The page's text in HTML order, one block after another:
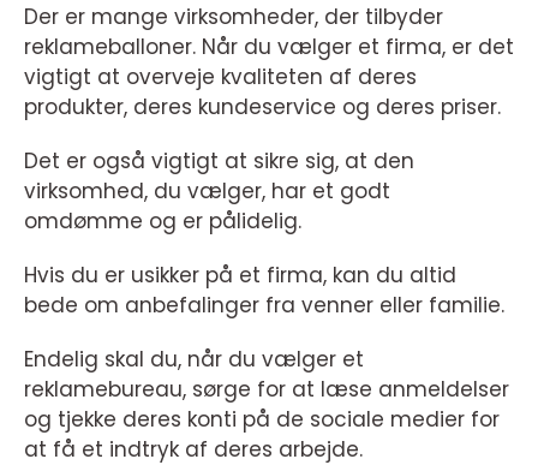
Der er mange virksomheder, der tilbyder
reklameballoner. Når du vælger et firma, er det
vigtigt at overveje kvaliteten af deres
produkter, deres kundeservice og deres priser.
Det er også vigtigt at sikre sig, at den
virksomhed, du vælger, har et godt
omdømme og er pålidelig.
Hvis du er usikker på et firma, kan du altid
bede om anbefalinger fra venner eller familie.
Endelig skal du, når du vælger et
reklamebureau, sørge for at læse anmeldelser
og tjekke deres konti på de sociale medier for
at få et indtryk af deres arbejde.